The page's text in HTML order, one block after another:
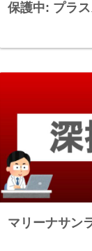
保護中: プラス
マリーナサン